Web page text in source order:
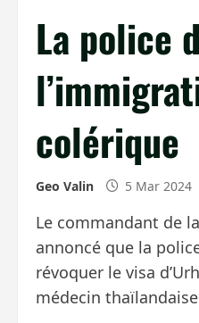
La police
colérique
Geo Valin 5 Mar 2024
Le commandant de
annoncé que la
révoquer le visa
médecin